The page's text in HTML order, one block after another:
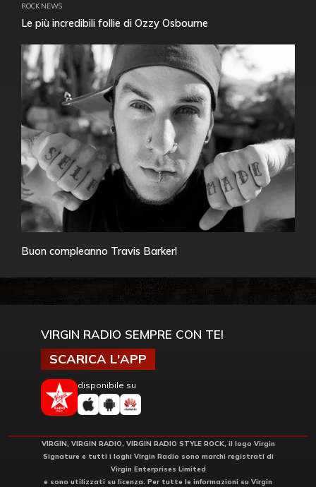
ROCK NEWS
Le più incredibili follie di Ozzy Osbourne
Buon compleanno Travis Barker!
VIRGIN RADIO SEMPRE CON TE!
SCARICA L'APP
disponibile su
VIRGIN, VIRGIN RADIO, VIRGIN RADIO STYLE ROCK, il logo Virgin
Signature e tutti i loghi Virgin Radio sono marchi registrati di
Virgin Enterprises Limited
e sono utilizzati su licenza. Per tutte le informazioni su Virgin